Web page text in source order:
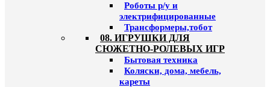
Роботы р/у и
электрифицированные
Трансформеры,тобот
08. ИГРУШКИ ДЛЯ
СЮЖЕТНО-РОЛЕВЫХ ИГР
Бытовая техника
Коляски, дома, мебель,
кареты